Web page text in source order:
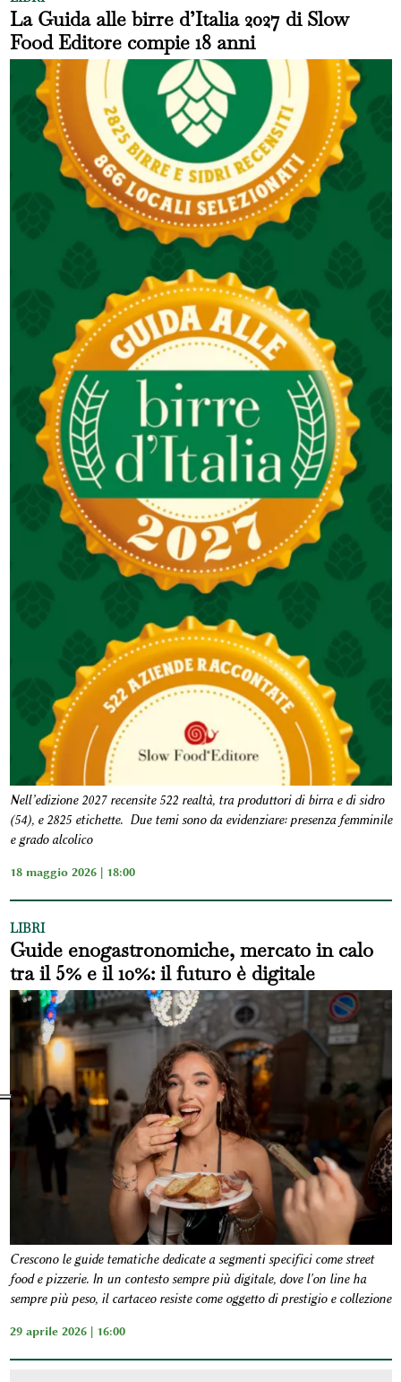
La Guida alle birre d’Italia 2027 di Slow
Food Editore compie 18 anni
Nell’edizione 2027 recensite 522 realtà, tra produttori di birra e di sidro
(54), e 2825 etichette. Due temi sono da evidenziare: presenza femminile
e grado alcolico
18 maggio 2026 | 18:00
LIBRI
Guide enogastronomiche, mercato in calo
tra il 5% e il 10%: il futuro è digitale
Crescono le guide tematiche dedicate a segmenti specifici come street
food e pizzerie. In un contesto sempre più digitale, dove l'on line ha
sempre più peso, il cartaceo resiste come oggetto di prestigio e collezione
29 aprile 2026 | 16:00